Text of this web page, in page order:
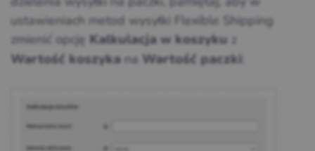
ustawieniach metod wysyłki Flexible Shipping
zmienić opcję Kalkulacja w koszyku z
Wartość koszyka na Wartość paczki